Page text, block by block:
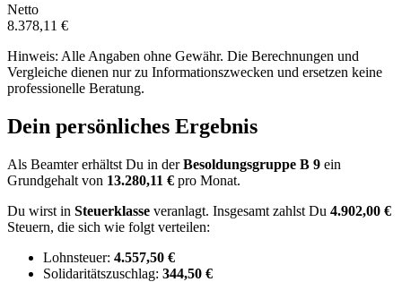
Netto
8.378,11 €
Hinweis: Alle Angaben ohne Gewähr. Die Berechnungen und
Vergleiche dienen nur zu Informationszwecken und ersetzen keine
professionelle Beratung.
Dein persönliches Ergebnis
Als Beamter erhältst Du in derBesoldungsgruppe B 9 ein
Grundgehalt von 13.280,11 € pro Monat.
Du wirst in Steuerklasse veranlagt. Insgesamt zahlst Du 4.902,00 €
Steuern, die sich wie folgt verteilen:
Lohnsteuer: 4.557,50 €
Solidaritätszuschlag: 344,50 €